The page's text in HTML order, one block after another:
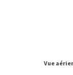
Vue